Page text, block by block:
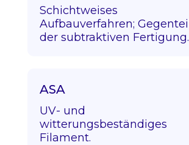
Schichtweises
Aufbauverfahren; Gegenteil
der subtraktiven Fertigung.
ASA
UV- und
witterungsbeständiges
Filament.